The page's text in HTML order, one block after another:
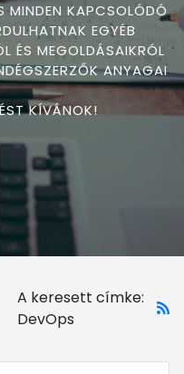
MINDEN KAPCSOLÓDÓ
EGYÉB
ÉS MEGOLDÁSAIKRÓL
ANYAGAI
KÍVÁNOK!
A keresett címke:
DevOps